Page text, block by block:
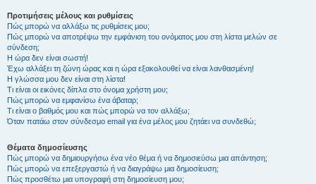
Προτιμήσεις μέλους και ρυθμίσεις
Πώς μπορώ να αλλάξω τις ρυθμίσεις μου;
Πώς μπορώ να αποτρέψω την εμφάνιση του ονόματος μου στη λίστα μελών σε
σύνδεση;
Η ώρα δεν είναι σωστή!
Έχω αλλάξει τη ζώνη ώρας και η ώρα εξακολουθεί να είναι λανθασμένη!
Η γλώσσα μου δεν είναι στη λίστα!
Τι είναι οι εικόνες δίπλα στο όνομα χρήστη μου;
Πώς μπορώ να εμφανίσω ένα άβαταρ;
Τι είναι ο βαθμός μου και πώς μπορώ να τον αλλάξω;
Όταν πατάω στον σύνδεσμο email για ένα μέλος μου ζητάει να συνδεθώ;
Θέματα δημοσίευσης
Πώς μπορώ να δημιουργήσω ένα νέο θέμα ή να δημοσιεύσω μια απάντηση;
Πώς μπορώ να επεξεργαστώ ή να διαγράψω μια δημοσίευση;
Πώς προσθέτω μια υπογραφή στη δημοσίευση μου;